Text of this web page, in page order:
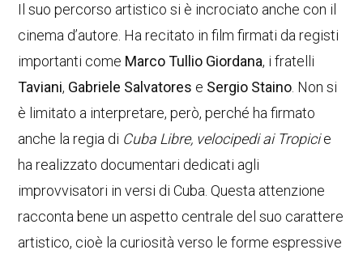
Il suo percorso artistico si è incrociato anche con il
cinema d’autore. Ha recitato in film firmati da registi
importanti come Marco Tullio Giordana, i fratelli
Taviani, Gabriele Salvatores e Sergio Staino . Non si
è limitato a interpretare, però, perché ha firmato
anche la regia di Cuba Libre, velocipedi ai Tropicie
ha realizzato documentari dedicati agli
improvvisatori in versi di Cuba. Questa attenzione
racconta bene un aspetto centrale del suo carattere
artistico, cioè la curiosità verso le forme espressive